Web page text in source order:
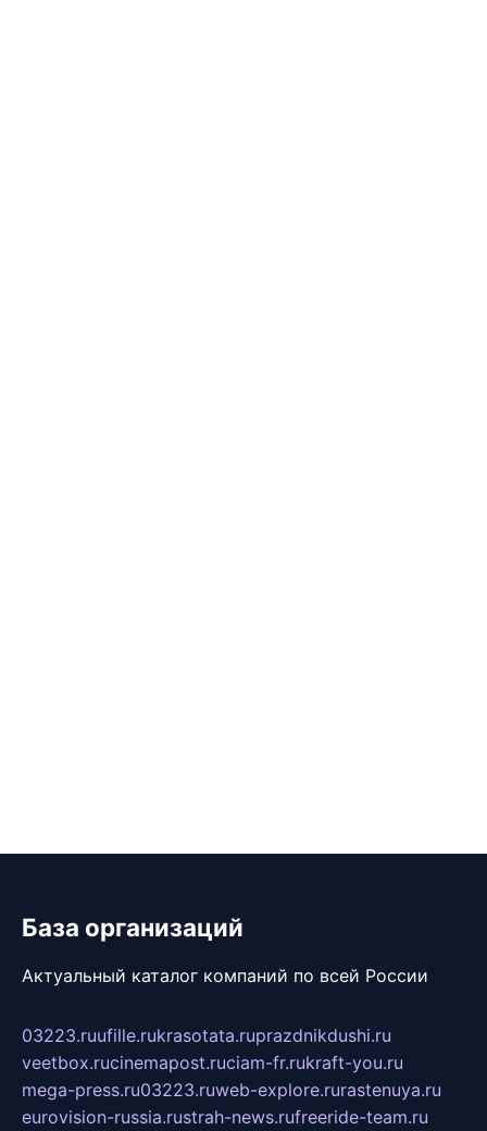
База организаций
Актуальный каталог компаний по всей России
03223.ruufille.rukrasotata.ruprazdnikdushi.ru
veetbox.rucinemapost.ruciam-fr.rukraft-you.ru
mega-press.ru03223.ruweb-explore.rurastenuya.ru
eurovision-russia.rustrah-news.rufreeride-team.ru